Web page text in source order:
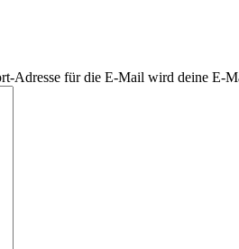
für die E-Mail wird deine E-